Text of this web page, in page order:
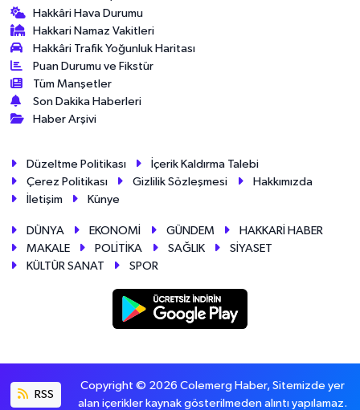
Hakkâri Hava Durumu
Hakkari Namaz Vakitleri
Hakkâri Trafik Yoğunluk Haritası
Puan Durumu ve Fikstür
Tüm Manşetler
Son Dakika Haberleri
Haber Arşivi
Düzeltme Politikası
İçerik Kaldırma Talebi
Çerez Politikası
Gizlilik Sözleşmesi
Hakkımızda
İletişim
Künye
DÜNYA EKONOMİ GÜNDEM
HAKKARİ HABER
MAKALE
POLİTİKA SAĞLIK
SİYASET
KÜLTÜR SANAT
SPOR
RSS
Copyright © 2026 Colemerg Haber, Sitemizde yer
alan içerikler kaynak gösterilmeden alıntı yapılamaz.